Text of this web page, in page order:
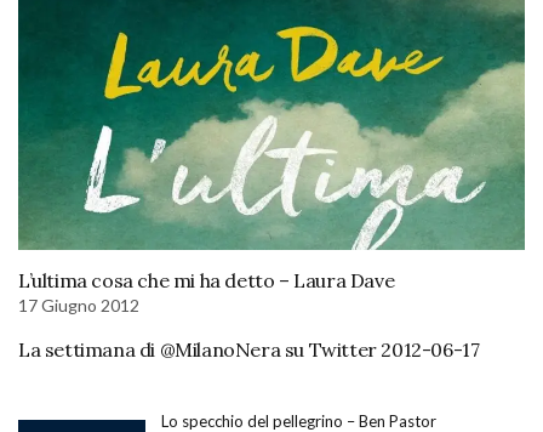
L’ultima cosa che mi ha detto – Laura Dave
17 Giugno 2012
La settimana di @MilanoNera su Twitter 2012-06-17
Lo specchio del pellegrino – Ben Pastor